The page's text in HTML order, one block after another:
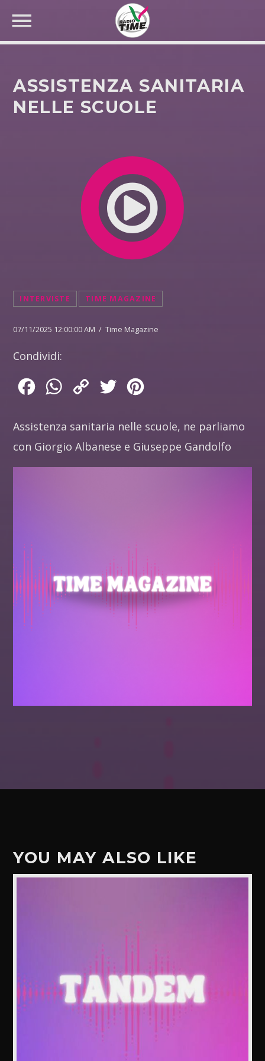
ASSISTENZA SANITARIA
NELLE SCUOLE
INTERVISTE TIME MAGAZINE
07/11/2025 12:00:00 AM / Time Magazine
Condividi:
FacebookWhatsApp
Copy
Twitter
Assistenza sanitaria nelle scuole, ne parliamo
con Giorgio Albanese e Giuseppe Gandolfo
YOU MAY ALSO LIKE